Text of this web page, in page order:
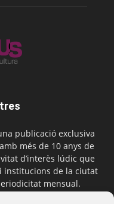
publicació exclusiva
més de 10 anys de
d’interès lúdic que
institucions de la ciutat
mensual.